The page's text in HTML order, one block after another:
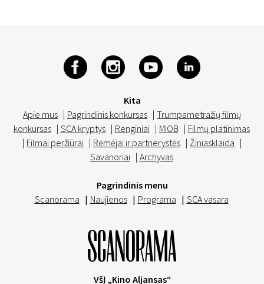
Kita
Apie mus | Pagrindinis konkursas | Trumpametražių filmų
konkursas | SCA kryptys | Renginiai | MIOB | Filmų platinimas
| Filmai peržiūrai | Rėmėjai ir partnerystės | Žiniasklaida |
Savanoriai | Archyvas
Pagrindinis menu
Scanorama | Naujienos | Programa | SCA vasara
VšĮ „Kino Aljansas“